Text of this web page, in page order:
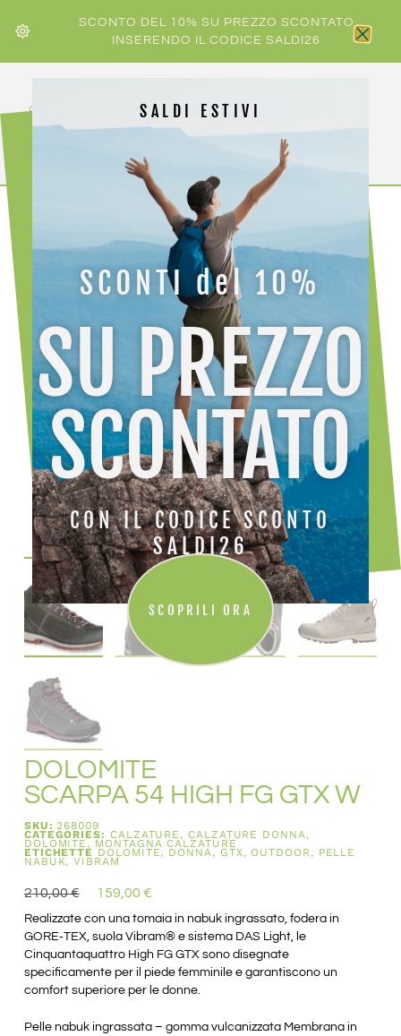
SCONTO DEL 10% SU PREZZO SCONTATO
INSERENDO IL CODICE SALDI26
HOME /DOLOMITE / DOLOMITE SCARPA 54 HIGH FG GTX
DOLOMITE
SCARPA 54 HIGH FG GTX W
SKU: 268009
CATEGORIES: CALZATURE ,CALZATURE DONNA,
DOLOMITE , MONTAGNA CALZATURE
ETICHETTE DOLOMITE, DONNA, GTX,OUTDOOR, PELLE
NABUK,VIBRAM
210,00€ 159,00 €
Realizzate con una tomaia in nabuk ingrassato, fodera in
GORE‑TEX, suola Vibram® e sistema DAS Light, le
Cinquantaquattro High FG GTX sono disegnate
specificamente per il piede femminile e garantiscono un
comfort superiore per le donne.
Pelle nabuk ingrassata – gomma vulcanizzata Membrana in
SALDI ESTIVI
SCONTI del 10%
SU PREZZO
SCONTATO
CON IL CODICE SCONTO
SALDI26
SCOPRILI ORA